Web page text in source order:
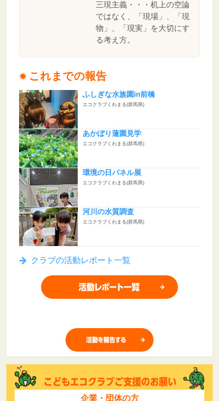
三現主義・・・机上の空論
ではなく、「現場」、「現
物」、「現実」を大切にす
る考え方。
これまでの報告
ふしぎな水族園in前橋
エコクラブくわまる(群馬県)
あかぼり蓮園見学
エコクラブくわまる(群馬県)
環境の日パネル展
エコクラブくわまる(群馬県)
河川の水質調査
エコクラブくわまる(群馬県)
クラブの活動レポート一覧
企業・団体の方